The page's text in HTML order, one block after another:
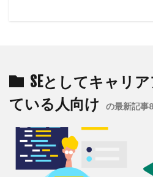
SEとしてキャリ
ている人向け
の最新記事